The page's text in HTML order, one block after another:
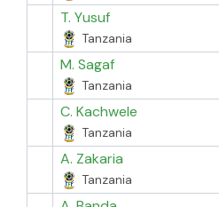
T. Yusuf
Tanzania
M. Sagaf
Tanzania
C. Kachwele
Tanzania
A. Zakaria
Tanzania